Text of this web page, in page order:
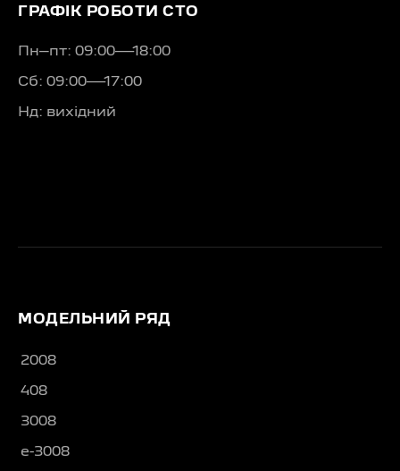
ГРАФІК РОБОТИ СТО
Пн–пт: 09:00—18:00
Сб: 09:00—17:00
Нд: вихідний
МОДЕЛЬНИЙ РЯД
2008
408
3008
e-3008